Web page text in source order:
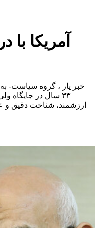
آمریکا با
خبر یار ، گروه سیاست-
۳۳ سال در جایگاه
ارزشمند، شناخت دقیق و